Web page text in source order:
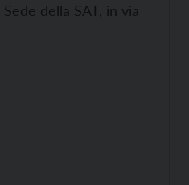
della SAT, in via